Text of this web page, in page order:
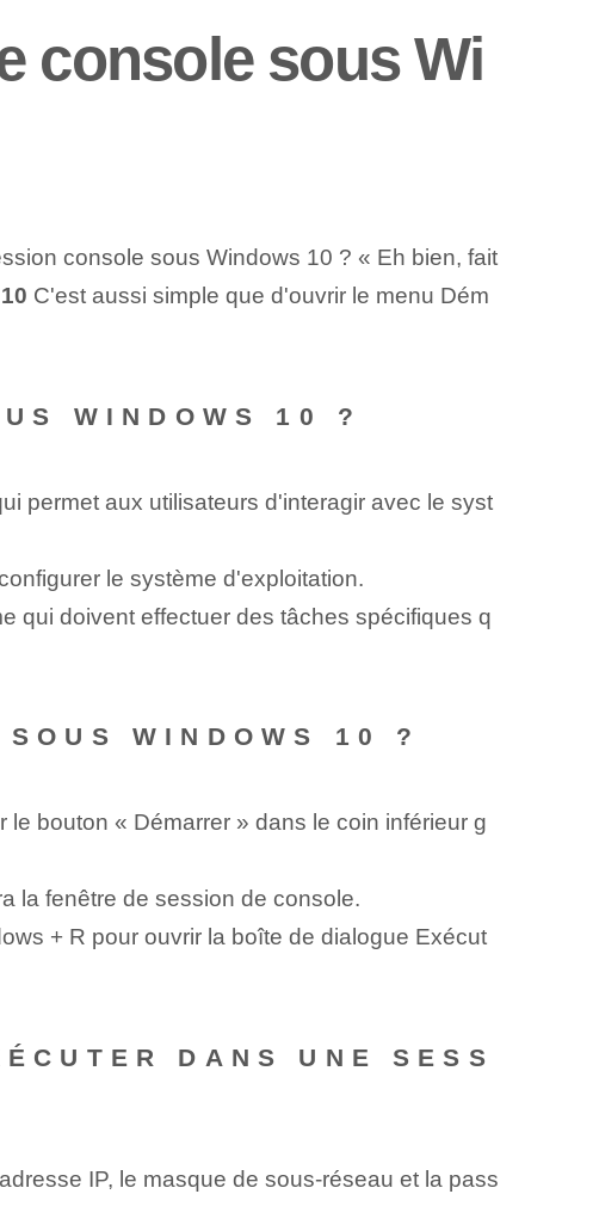
console sous Wi
console sous Windows 10 ? « Eh bien, fait
C'est aussi simple que d'ouvrir le menu Dém
WINDOWS 10 ?
permet aux utilisateurs d'interagir avec le syst
le système d'exploitation.
qui doivent effectuer des tâches spécifiques q
WINDOWS 10 ?‌
bouton « Démarrer » dans le coin inférieur g
la fenêtre de session de console.
+ R pour ouvrir la boîte de dialogue Exécut
DANS UNE SESS
IP, le masque de sous-réseau et la pass